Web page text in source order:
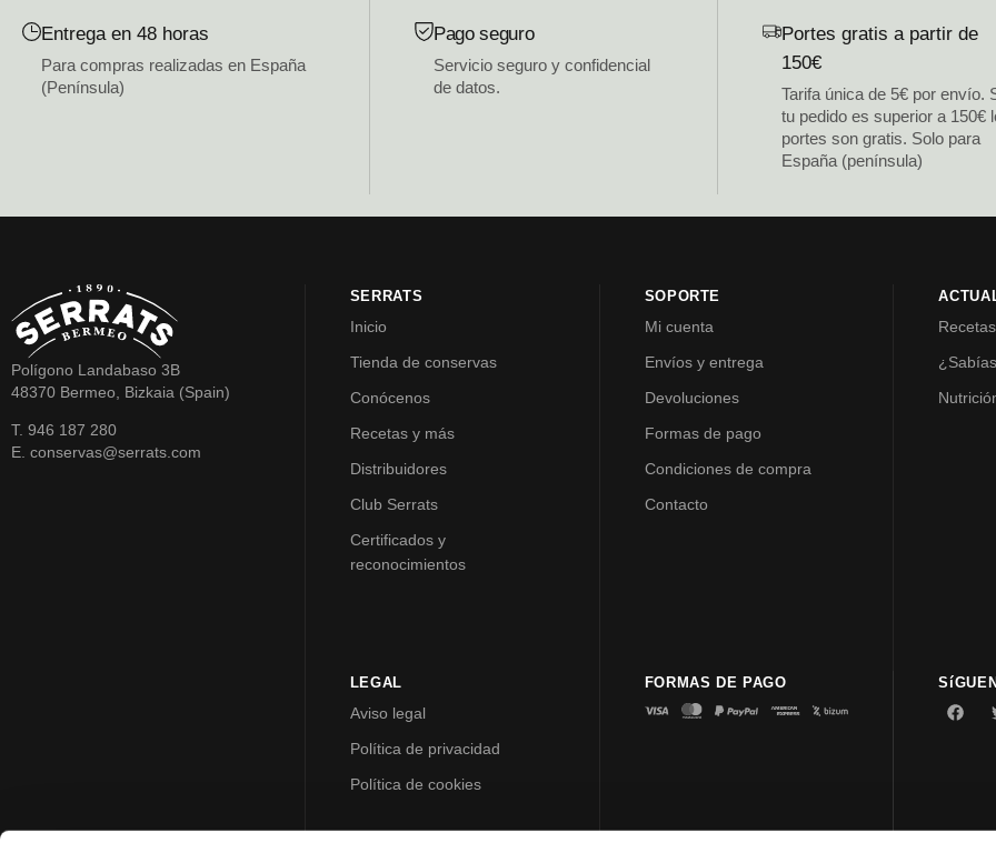
Entrega en 48 horas
Para compras realizadas en España
(Península)
Pago seguro
Servicio seguro y confidencial
de datos.
Portes gratis a partir de
150€
Tarifa única de 5€ por envío.
tu pedido es superior a 150€
portes son gratis. Solo para
España (península)
Polígono Landabaso 3B
48370 Bermeo, Bizkaia (Spain)
T. 946 187 280
E. conservas@serrats.com
SERRATS
Inicio
Tienda de conservas
Conócenos
Recetas y más
Distribuidores
Club Serrats
Certificados y
reconocimientos
SOPORTE
Mi cuenta
Envíos y entrega
Devoluciones
Formas de pago
Condiciones de compra
Contacto
Recetas
LEGAL
Aviso legal
Política de privacidad
Política de cookies
FORMAS DE PAGO